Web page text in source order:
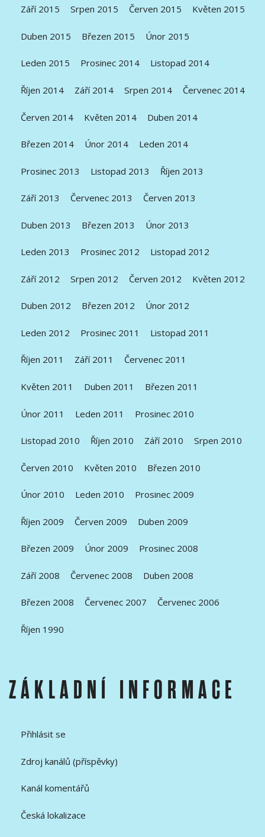
Září 2015 Srpen 2015 Červen 2015 Květen 2015
Duben 2015 Březen 2015 Únor 2015
Leden 2015 Prosinec 2014 Listopad 2014
Říjen 2014 Září 2014 Srpen 2014 Červenec 2014
Červen 2014 Květen 2014 Duben 2014
Březen 2014 Únor 2014 Leden 2014
Prosinec 2013 Listopad 2013 Říjen 2013
Září 2013 Červenec 2013 Červen 2013
Duben 2013 Březen 2013 Únor 2013
Leden 2013 Prosinec 2012 Listopad 2012
Září 2012 Srpen 2012 Červen 2012 Květen 2012
Duben 2012 Březen 2012 Únor 2012
Leden 2012 Prosinec 2011 Listopad 2011
Říjen 2011 Září 2011 Červenec 2011
Květen 2011 Duben 2011 Březen 2011
Únor 2011 Leden 2011 Prosinec 2010
Listopad 2010 Říjen 2010 Září 2010 Srpen 2010
Červen 2010 Květen 2010 Březen 2010
Únor 2010 Leden 2010 Prosinec 2009
Říjen 2009 Červen 2009 Duben 2009
Březen 2009 Únor 2009 Prosinec 2008
Září 2008 Červenec 2008 Duben 2008
Březen 2008 Červenec 2007 Červenec 2006
Říjen 1990
ZÁKLADNÍ INFORMACE
Přihlásit se
Zdroj kanálů (příspěvky)
Kanál komentářů
Česká lokalizace